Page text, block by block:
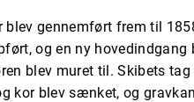
blev gennemført frem til
og en ny
blev muret til. Skibets
kor blev sænket, og